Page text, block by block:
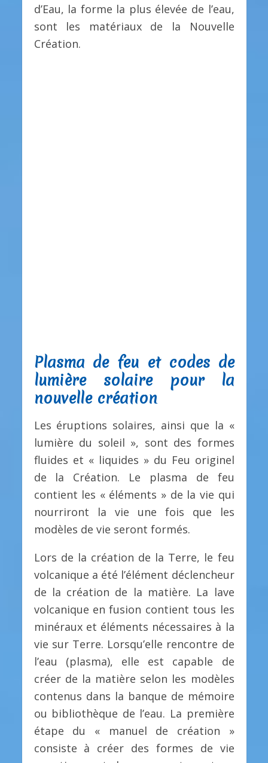
d’Eau, la forme la plus élevée de l’eau,
sont les matériaux de la Nouvelle
Création.
Plasma de feu et codes de
lumière solaire pour la
nouvelle création
Les éruptions solaires, ainsi que la «
lumière du soleil », sont des formes
fluides et « liquides » du Feu originel
de la Création. Le plasma de feu
contient les « éléments » de la vie qui
nourriront la vie une fois que les
modèles de vie seront formés.
Lors de la création de la Terre, le feu
volcanique a été l’élément déclencheur
de la création de la matière. La lave
volcanique en fusion contient tous les
minéraux et éléments nécessaires à la
vie sur Terre. Lorsqu’elle rencontre de
l’eau (plasma), elle est capable de
créer de la matière selon les modèles
contenus dans la banque de mémoire
ou bibliothèque de l’eau. La première
étape du « manuel de création »
consiste à créer des formes de vie